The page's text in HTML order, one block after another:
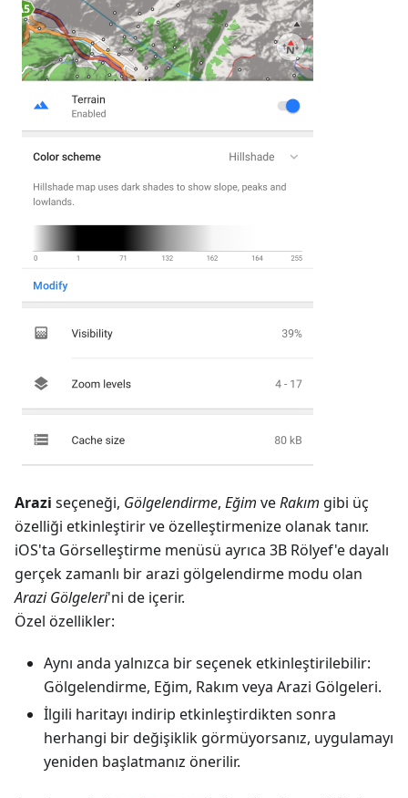
Arazi seçeneği, Gölgelendirme, Eğim veRakım gibi üç
özelliği etkinleştirir ve özelleştirmenize olanak tanır.
iOS'ta Görselleştirme menüsü ayrıca 3B Rölyef'e dayalı
gerçek zamanlı bir arazi gölgelendirme modu olan
Arazi Gölgeleri'ni de içerir.
Özel özellikler:
Aynı anda yalnızca bir seçenek etkinleştirilebilir:
Gölgelendirme, Eğim, Rakım veya Arazi Gölgeleri.
İlgili haritayı indirip etkinleştirdikten sonra
herhangi bir değişiklik görmüyorsanız, uygulamayı
yeniden başlatmanız önerilir.